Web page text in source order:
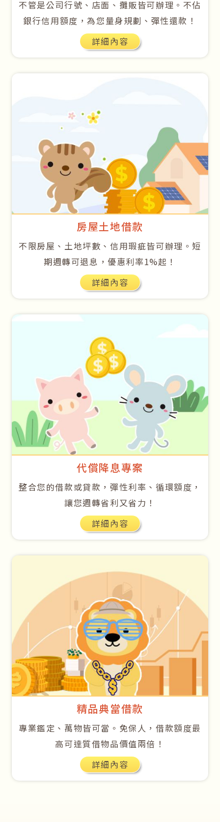
不管是公司行號、店面、攤販皆可辦理。不佔
銀行信用額度，為您量身規劃、彈性還款！
詳細內容
房屋土地借款
不限房屋、土地坪數、信用瑕疵皆可辦理。短
期週轉可退息，優惠利率1%起！
詳細內容
代償降息專案
整合您的借款或貸款，彈性利率、循環額度，
讓您週轉省利又省力！
詳細內容
精品典當借款
專業鑑定、萬物皆可當。免保人，借款額度最
高可達質借物品價值兩倍！
詳細內容